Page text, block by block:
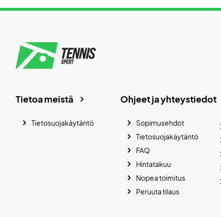
Ohjeet ja yhteystiedot
Sopimusehdot
Tietosuojakäytäntö
FAQ
Hintatakuu
Nopea toimitus
Peruuta tilaus
Tietoa meistä
Tietosuojakäytäntö